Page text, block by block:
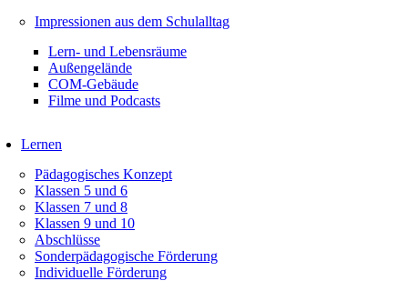
Impressionen aus dem Schulalltag
Lern- und Lebensräume
Außengelände
COM-Gebäude
Filme und Podcasts
Lernen
Pädagogisches Konzept
Klassen 5 und 6
Klassen 7 und 8
Klassen 9 und 10
Abschlüsse
Sonderpädagogische Förderung
Individuelle Förderung